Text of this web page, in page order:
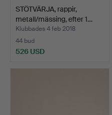
STÖTVÄRJA, rappir,
metall/mässing, efter 1…
Klubbades 4 feb 2018
44 bud
526 USD